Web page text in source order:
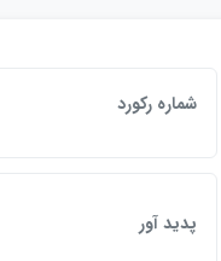
شماره ركورد
پديد آور